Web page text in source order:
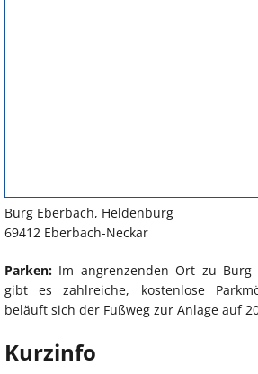
Burg Eberbach, Heldenburg
69412 Eberbach-Neckar
Parken: Im angrenzenden Ort zu Burg
gibt es zahlreiche, kostenlose
beläuft sich der Fußweg zur Anlage auf
Kurzinfo